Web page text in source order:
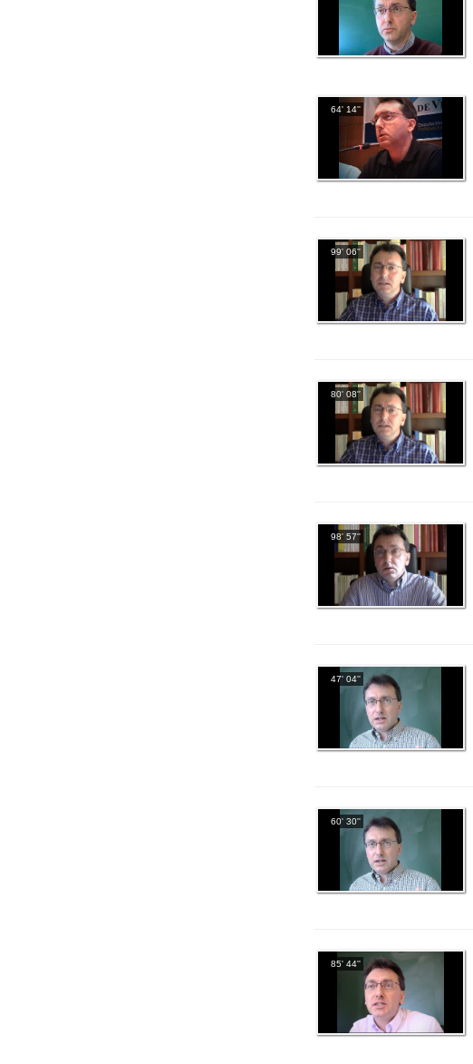
64' 14''
99' 06''
80' 08''
98' 57''
47' 04''
60' 30''
85' 44''